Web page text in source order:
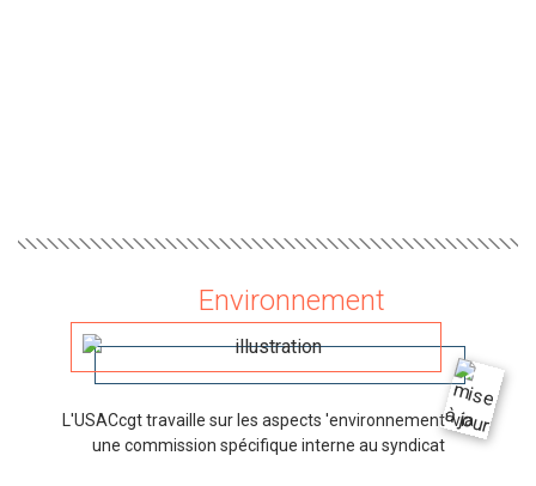
Environnement
L'USACcgt travaille sur les aspects 'environnement' via
une commission spécifique interne au syndicat